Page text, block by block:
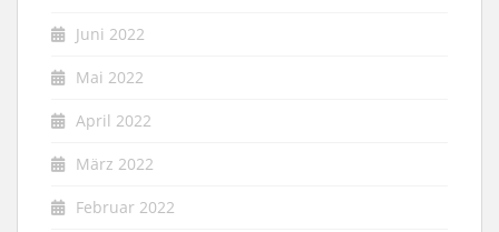
Juni 2022
Mai 2022
April 2022
März 2022
Februar 2022